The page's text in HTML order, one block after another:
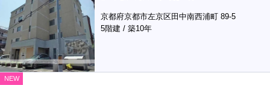
京都府京都市左京区田中南西浦町 89-5
5階建 / 築10年
NEW